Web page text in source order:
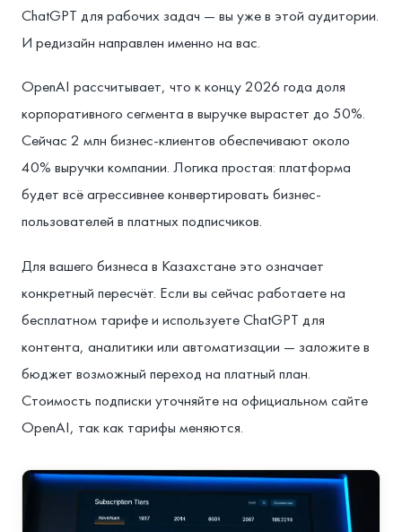
ChatGPT для рабочих задач — вы уже в этой аудитории.
И редизайн направлен именно на вас.
OpenAI рассчитывает, что к концу 2026 года доля
корпоративного сегмента в выручке вырастет до 50%.
Сейчас 2 млн бизнес-клиентов обеспечивают около
40% выручки компании. Логика простая: платформа
будет всё агрессивнее конвертировать бизнес-
пользователей в платных подписчиков.
Для вашего бизнеса в Казахстане это означает
конкретный пересчёт. Если вы сейчас работаете на
бесплатном тарифе и используете ChatGPT для
контента, аналитики или автоматизации — заложите в
бюджет возможный переход на платный план.
Стоимость подписки уточняйте на официальном сайте
OpenAI, так как тарифы меняются.